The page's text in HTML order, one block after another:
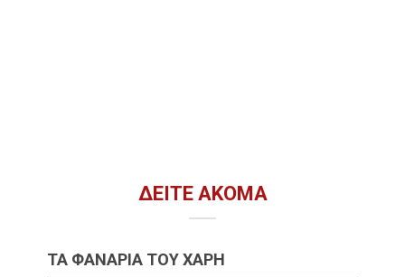
ΔΕΊΤΕ ΑΚΌΜΑ
ΤΑ ΦΑΝΆΡΙΑ ΤΟΥ ΧΆΡΗ